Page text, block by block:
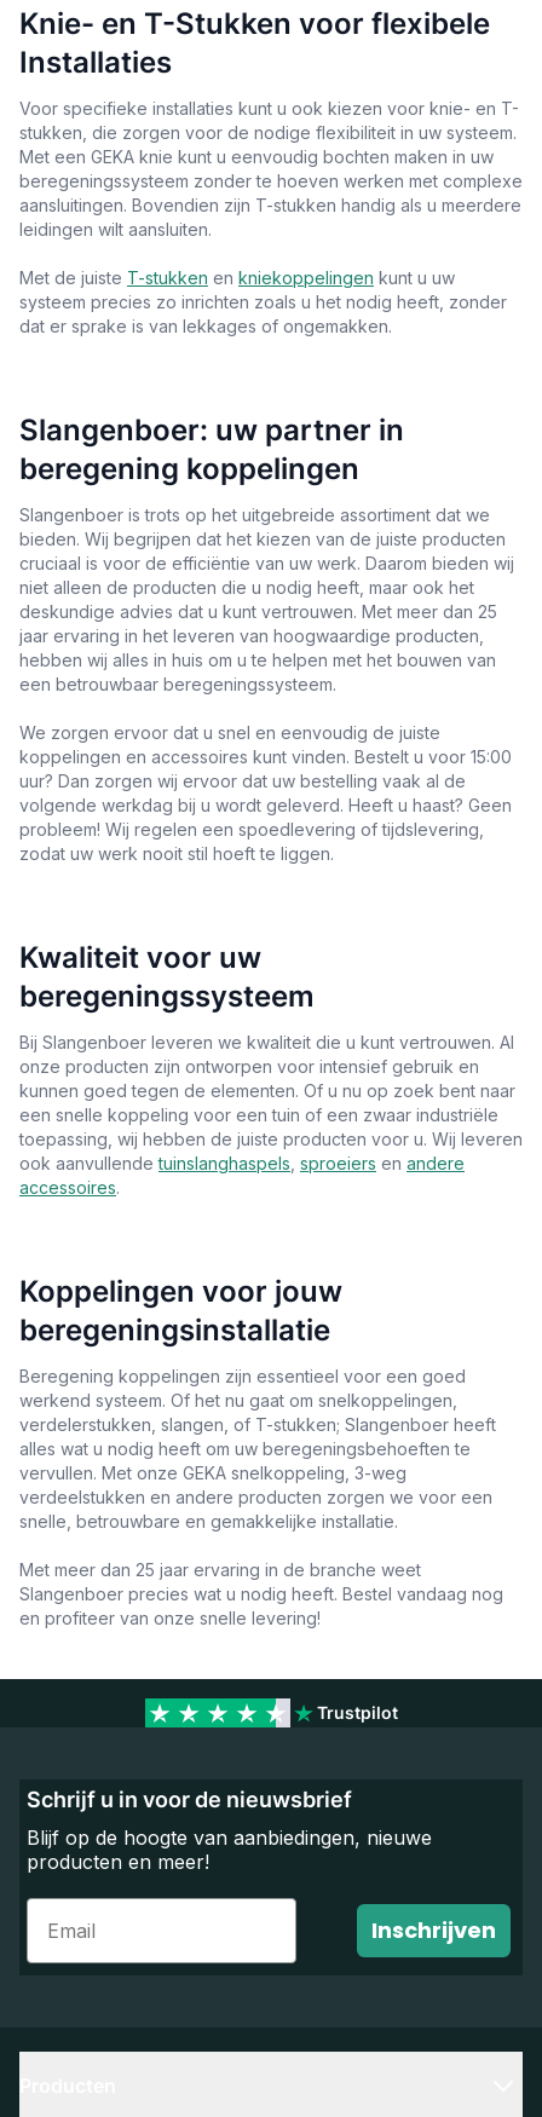
Knie- en T-Stukken voor flexibele
Installaties
Voor specifieke installaties kunt u ook kiezen voor knie- en T-
stukken, die zorgen voor de nodige flexibiliteit in uw systeem.
Met een GEKA knie kunt u eenvoudig bochten maken in uw
beregeningssysteem zonder te hoeven werken met complexe
aansluitingen. Bovendien zijn T-stukken handig als u meerdere
leidingen wilt aansluiten.
Met de juiste T-stukken en kniekoppelingen kunt u uw
systeem precies zo inrichten zoals u het nodig heeft, zonder
dat er sprake is van lekkages of ongemakken.
Slangenboer: uw partner in
beregening koppelingen
Slangenboer is trots op het uitgebreide assortiment dat we
bieden. Wij begrijpen dat het kiezen van de juiste producten
cruciaal is voor de efficiëntie van uw werk. Daarom bieden wij
niet alleen de producten die u nodig heeft, maar ook het
deskundige advies dat u kunt vertrouwen. Met meer dan 25
jaar ervaring in het leveren van hoogwaardige producten,
hebben wij alles in huis om u te helpen met het bouwen van
een betrouwbaar beregeningssysteem.
We zorgen ervoor dat u snel en eenvoudig de juiste
koppelingen en accessoires kunt vinden. Bestelt u voor 15:00
uur? Dan zorgen wij ervoor dat uw bestelling vaak al de
volgende werkdag bij u wordt geleverd. Heeft u haast? Geen
probleem! Wij regelen een spoedlevering of tijdslevering,
zodat uw werk nooit stil hoeft te liggen.
Kwaliteit voor uw
beregeningssysteem
Bij Slangenboer leveren we kwaliteit die u kunt vertrouwen. Al
onze producten zijn ontworpen voor intensief gebruik en
kunnen goed tegen de elementen. Of u nu op zoek bent naar
een snelle koppeling voor een tuin of een zwaar industriële
toepassing, wij hebben de juiste producten voor u. Wij leveren
ook aanvullendetuinslanghaspels sproeiers en andere
accessoires.
Koppelingen voor jouw
beregeningsinstallatie
Beregening koppelingen zijn essentieel voor een goed
werkend systeem. Of het nu gaat om snelkoppelingen,
verdelerstukken, slangen, of T-stukken; Slangenboer heeft
alles wat u nodig heeft om uw beregeningsbehoeften te
vervullen. Met onze GEKA snelkoppeling, 3-weg
verdeelstukken en andere producten zorgen we voor een
snelle, betrouwbare en gemakkelijke installatie.
Met meer dan 25 jaar ervaring in de branche weet
Slangenboer precies wat u nodig heeft. Bestel vandaag nog
en profiteer van onze snelle levering!
Trustpilot
Schrijf u in voor de nieuwsbrief
Blijf op de hoogte van aanbiedingen, nieuwe
producten en meer!
Email
Inschrijven